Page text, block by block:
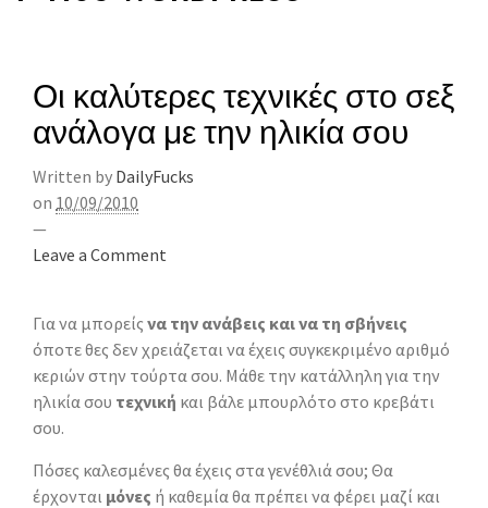
Οι καλύτερες τεχνικές στο σεξ
ανάλογα με την ηλικία σου
Written by DailyFucks
on 10/09/2010
—
Leave a Comment
Για να μπορείς να την ανάβεις και να τη σβήνεις
όποτε θες δεν χρειάζεται να έχεις συγκεκριμένο αριθμό
κεριών στην τούρτα σου. Μάθε την κατάλληλη για την
ηλικία σου τεχνική και βάλε μπουρλότο στο κρεβάτι
σου.
Πόσες καλεσμένες θα έχεις στα γενέθλιά σου; Θα
έρχονται μόνες ή καθεμία θα πρέπει να φέρει μαζί και